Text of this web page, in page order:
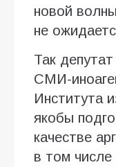
новой
не
Так
СМИ-
Института
якобы
качестве
в том числе